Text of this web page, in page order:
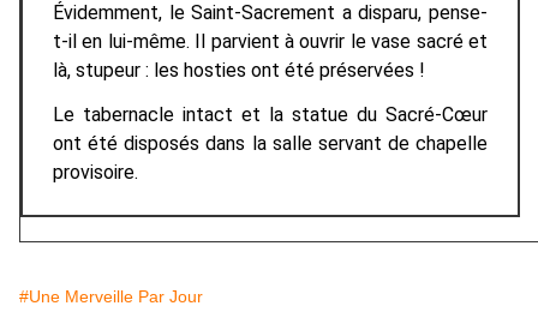
Évidemment, le Saint-Sacrement a disparu, pense-
t-il en lui-même. Il parvient à ouvrir le vase sacré et
là, stupeur : les hosties ont été préservées !
Le tabernacle intact et la statue du Sacré-Cœur
ont été disposés dans la salle servant de chapelle
provisoire.
#Une Merveille Par Jour